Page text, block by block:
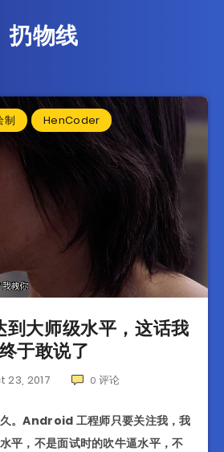
扔物线
制 HenCoder
到大师级水平，这话我
终于敢说了
23, 2017 0 评论
。Android 工程师只要关注我，我
平，不是面试时的吹牛逼水平，不